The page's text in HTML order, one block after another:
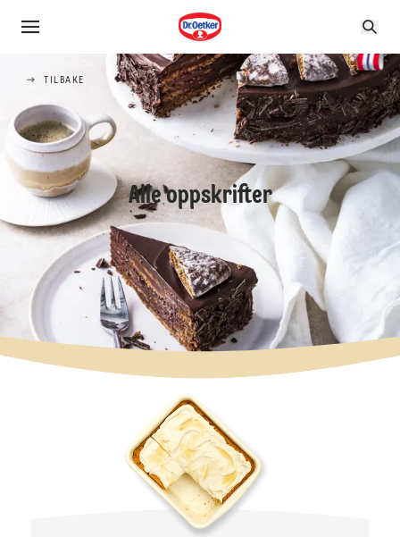
TILBAKE
Alle oppskrifter